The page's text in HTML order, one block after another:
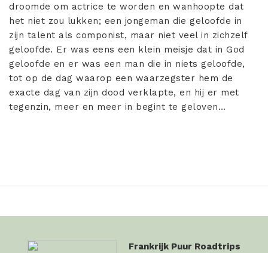
droomde om actrice te worden en wanhoopte dat
het niet zou lukken; een jongeman die geloofde in
zijn talent als componist, maar niet veel in zichzelf
geloofde. Er was eens een klein meisje dat in God
geloofde en er was een man die in niets geloofde,
tot op de dag waarop een waarzegster hem de
exacte dag van zijn dood verklapte, en hij er met
tegenzin, meer en meer in begint te geloven…
Frankrijk Puur Roadtrips